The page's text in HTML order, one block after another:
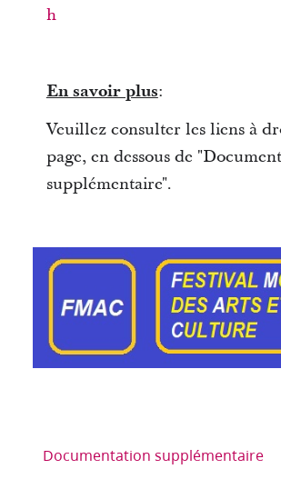
h
En savoir plus:
Veuillez consulter les liens à
page, en dessous de
supplémentaire".
Documentation supplémentaire